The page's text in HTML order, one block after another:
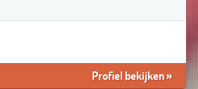
Profiel bekijken»